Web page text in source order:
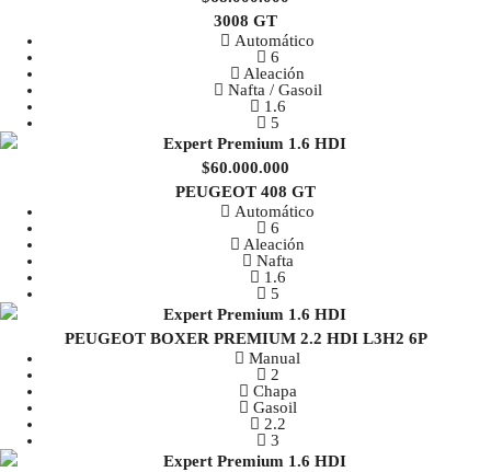
3008 GT
Automático
6
Aleación
Nafta / Gasoil
1.6
5
$60.000.000
PEUGEOT 408 GT
Automático
6
Aleación
Nafta
1.6
5
PEUGEOT BOXER PREMIUM 2.2 HDI L3H2 6P
Manual
2
Chapa
Gasoil
2.2
3